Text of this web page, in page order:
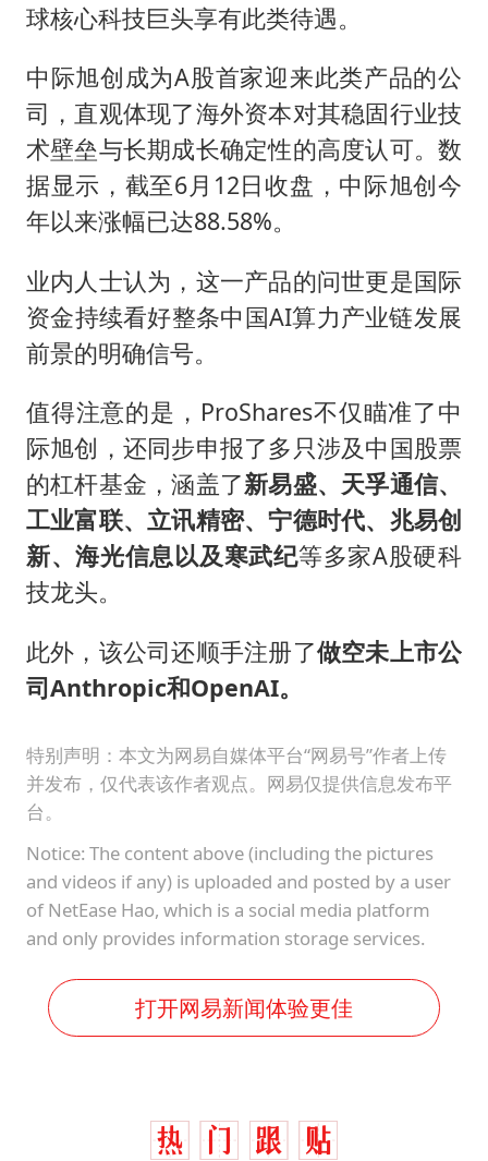
球核心科技巨头享有此类待遇。
中际旭创成为A股首家迎来此类产品的公
司，直观体现了海外资本对其稳固行业技
术壁垒与长期成长确定性的高度认可。数
据显示，截至6月12日收盘，中际旭创今
年以来涨幅已达88.58%。
业内人士认为，这一产品的问世更是国际
资金持续看好整条中国AI算力产业链发展
前景的明确信号。
值得注意的是，ProShares不仅瞄准了中
际旭创，还同步申报了多只涉及中国股票
的杠杆基金，涵盖了新易盛、天孚通信、
工业富联、立讯精密、宁德时代、兆易创
新、海光信息以及寒武纪等多家A股硬科
技龙头。
此外，该公司还顺手注册了做空未上市公
司Anthropic和OpenAI。
特别声明：本文为网易自媒体平台“网易号”作者上传
并发布，仅代表该作者观点。网易仅提供信息发布平
台。
Notice: The content above (including the pictures
and videos if any) is uploaded and posted by a user
of NetEase Hao, which is a social media platform
and only provides information storage services.
打开网易新闻体验更佳